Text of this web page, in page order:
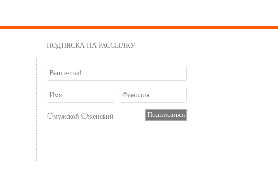
ПОДПИСКА НА РАССЫЛКУ
мужской женский